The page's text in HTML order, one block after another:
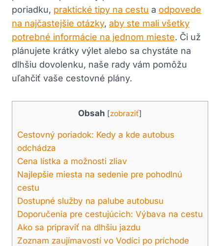
poriadku, praktické tipy na cestu a odpovede
na najčastejšie otázky, aby ste mali všetky
potrebné informácie na jednom mieste. Či už
plánujete krátky výlet alebo sa chystáte na
dlhšiu dovolenku, naše rady vám pomôžu
uľahčiť vaše cestovné plány.
Obsah [zobraziť]
Cestovný poriadok: Kedy a kde autobus
odchádza
Cena lístka a možnosti zliav
Najlepšie miesta na sedenie pre pohodlnú
cestu
Dostupné služby na palube autobusu
Doporučenia pre cestujúcich: Výbava na cestu
Ako sa pripraviť na dlhšiu jazdu
Zoznam zaujímavostí vo Vodíci po príchode